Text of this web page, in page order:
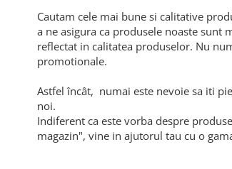
Cautam cele mai bune si calitative
a ne asigura ca produsele noaste sunt
reflectat in calitatea produselor. Nu
promotionale.
Astfel încât, numai este nevoie sa iti
noi.
Indiferent ca este vorba despre
magazin", vine in ajutorul tau cu o